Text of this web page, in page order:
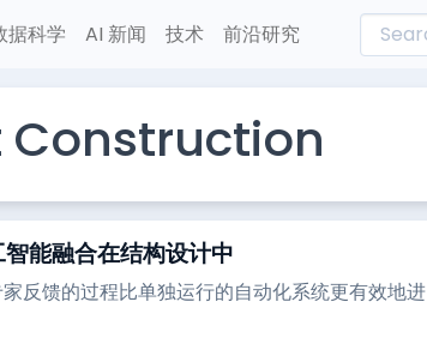
据科学 AI 新闻 技术 前沿研究
能融合在结构设计中
反馈的过程比单独运行的自动化系统更有效地进